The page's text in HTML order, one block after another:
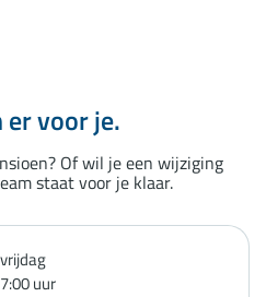
voor je.
Of wil je een wijziging
staat voor je klaar.
uur